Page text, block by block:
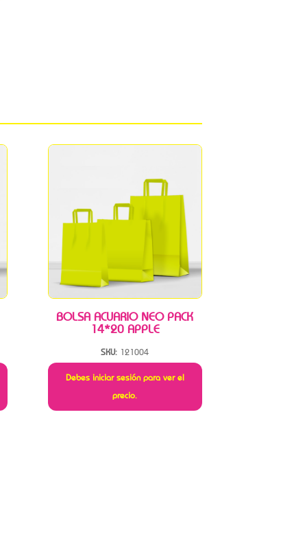
BOLSA ACUARIO NEO PACK
14*20 APPLE
SKU: 121004
Debes iniciar sesión para ver el
precio.